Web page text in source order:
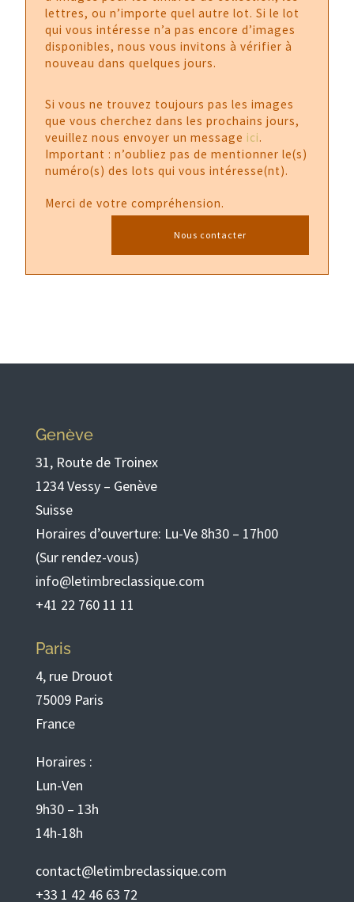
lettres, ou n’importe quel autre lot. Si le lot
qui vous intéresse n’a pas encore d’images
disponibles, nous vous invitons à vérifier à
nouveau dans quelques jours.
Si vous ne trouvez toujours pas les images
que vous cherchez dans les prochains jours,
veuillez nous envoyer un message ici.
Important : n’oubliez pas de mentionner le(s)
numéro(s) des lots qui vous intéresse(nt).
Merci de votre compréhension.
Nous contacter
Genève
31, Route de Troinex
1234 Vessy – Genève
Suisse
Horaires d’ouverture: Lu-Ve 8h30 – 17h00
(Sur rendez-vous)
info@letimbreclassique.com
+41 22 760 11 11
Paris
4, rue Drouot
75009 Paris
France
Horaires :
Lun-Ven
9h30 – 13h
14h-18h
contact@letimbreclassique.com
+33 1 42 46 63 72